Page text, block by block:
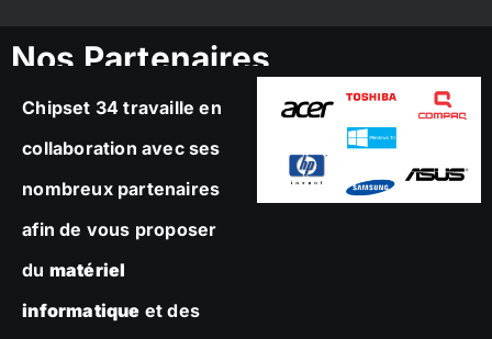
Nos Partenaires
Chipset 34 travaille en
collaboration avec ses
nombreux partenaires
afin de vous proposer
du matériel
informatique et des